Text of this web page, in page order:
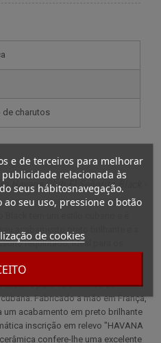
e de terceiros para melhorar
relacionada às
seus hábitosnavegação.
seu uso, pressione o botão
de cookies
de charutos
Havana Club El Señorito Black -
Black tem um estilo cubano e é
acabamento preto brilhante e a
requintado, ideal para os
Black é para os amantes de
Fabricado à mão em França,
um acabamento em preto brilhante
inscrição em relevo "HAVANA
confere-lhe uma excelente